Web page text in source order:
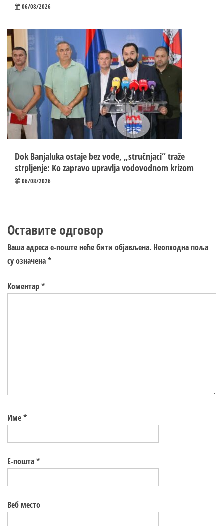
06/08/2026
Dok Banjaluka ostaje bez vode, „stručnjaci“ traže
strpljenje: Ko zapravo upravlja vodovodnom krizom
06/08/2026
Оставите одговор
Ваша адреса е-поште неће бити објављена. Неопходна поља
су означена*
Коментар*
Име*
Е-пошта*
Веб место